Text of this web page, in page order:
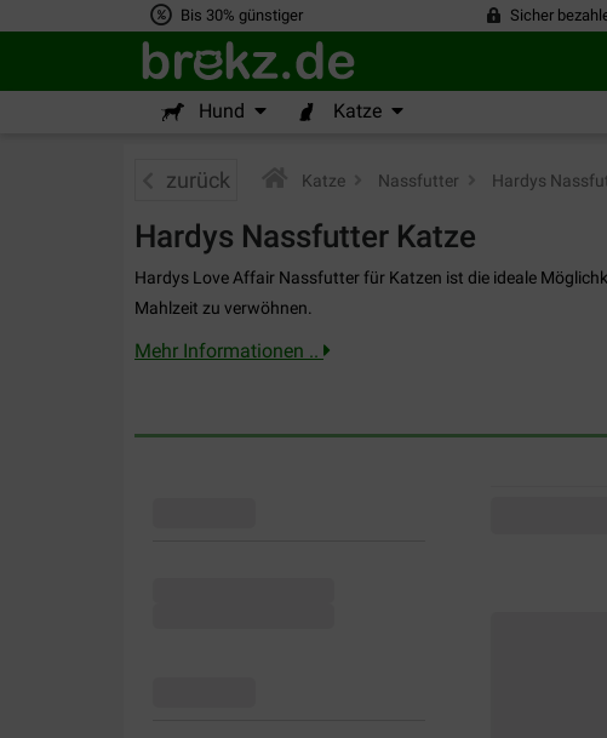
Bis 30% günstiger Sicher
Hund Katze
zurück Katze Nassfutter Hardys
Hardys Nassfutter Katze
Hardys Love Affair Nassfutter für Katzen ist die ideale
Mahlzeit zu verwöhnen.
Mehr Informationen ..